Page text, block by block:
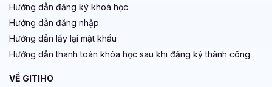
Hướng dẫn đăng ký khoá học
Hướng dẫn đăng nhập
Hướng dẫn lấy lại mật khẩu
Hướng dẫn thanh toán khóa học sau khi đăng ký thành công
VỀ GITIHO